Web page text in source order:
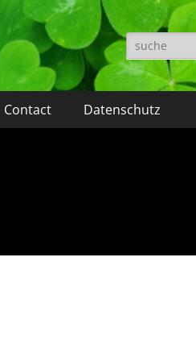
Suche
nach:
Contact Datenschutz